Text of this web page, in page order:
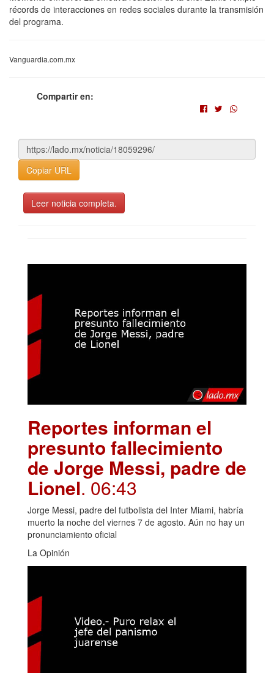
récords de interacciones en redes sociales durante la transmisión
del programa.
Vanguardia.com.mx
Compartir en:
Copiar URL
Leer noticia completa.
Reportes informan el
presunto fallecimiento
de Jorge Messi, padre de
Lionel. 06:43
Jorge Messi, padre del futbolista del Inter Miami, habría
muerto la noche del viernes 7 de agosto. Aún no hay un
pronunciamiento oficial
La Opinión